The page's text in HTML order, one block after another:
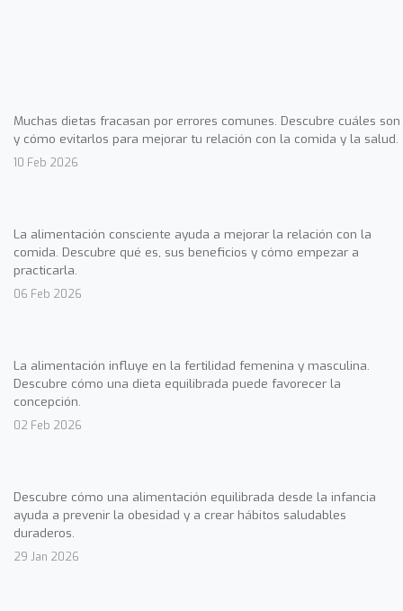
Muchas dietas fracasan por errores comunes. Descubre cuáles son
y cómo evitarlos para mejorar tu relación con la comida y la salud.
10 Feb 2026
La alimentación consciente ayuda a mejorar la relación con la
comida. Descubre qué es, sus beneficios y cómo empezar a
practicarla.
06 Feb 2026
La alimentación influye en la fertilidad femenina y masculina.
Descubre cómo una dieta equilibrada puede favorecer la
concepción.
02 Feb 2026
Descubre cómo una alimentación equilibrada desde la infancia
ayuda a prevenir la obesidad y a crear hábitos saludables
duraderos.
29 Jan 2026